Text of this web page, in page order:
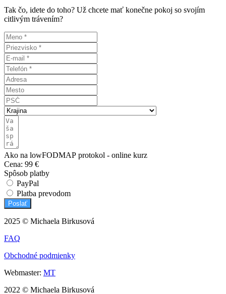
Tak čo, idete do toho? Už chcete mať konečne pokoj so svojím
citlivým trávením?
Ako na lowFODMAP protokol - online kurz
Cena: 99 €
Spôsob platby
PayPal
Platba prevodom
Poslať
2025 © Michaela Birkusová
FAQ
Obchodné podmienky
Webmaster: MT
2022 © Michaela Birkusová